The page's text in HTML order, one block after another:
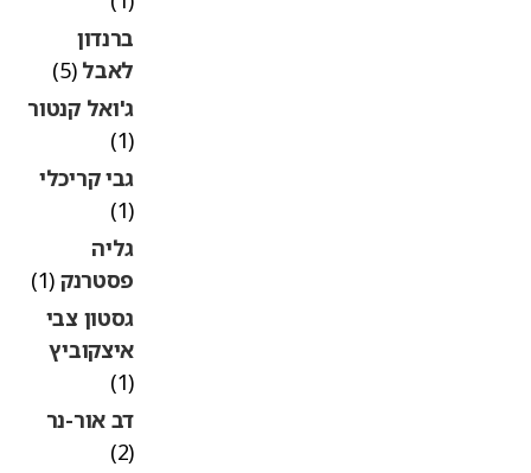
ברנדון
לאבל(5)
ג'ואל קנטור
גבי קריכלי
גליה
פסטרנק(1)
גסטון צבי
איצקוביץ
דב אור-נר